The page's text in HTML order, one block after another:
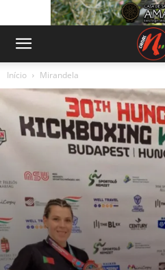
Início Mirandela